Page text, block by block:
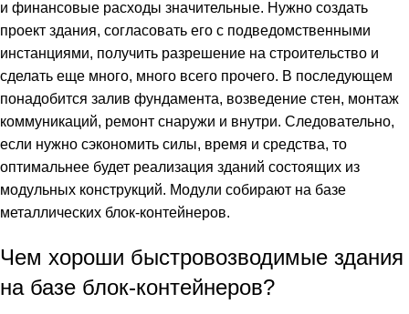
и финансовые расходы значительные. Нужно создать
проект здания, согласовать его с подведомственными
инстанциями, получить разрешение на строительство и
сделать еще много, много всего прочего. В последующем
понадобится залив фундамента, возведение стен, монтаж
коммуникаций, ремонт снаружи и внутри. Следовательно,
если нужно сэкономить силы, время и средства, то
оптимальнее будет реализация зданий состоящих из
модульных конструкций. Модули собирают на базе
металлических блок-контейнеров.
Чем хороши быстровозводимые здания
на базе блок-контейнеров?